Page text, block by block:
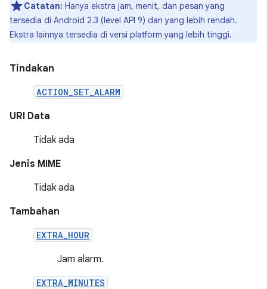
Catatan: Hanya ekstra jam, menit, dan pesan yang
tersedia di Android 2.3 (level API 9) dan yang lebih rendah.
Ekstra lainnya tersedia di versi platform yang lebih tinggi.
Tindakan
ACTION_SET_ALARM
URI Data
Tidak ada
Jenis MIME
Tidak ada
Tambahan
EXTRA_HOUR
Jam alarm.
EXTRA_MINUTES